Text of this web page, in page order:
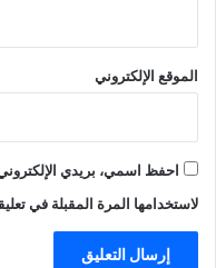
الموقع الإلكتروني
احفظ اسمي، بريدي
لاستخدامها المرة المقبلة في